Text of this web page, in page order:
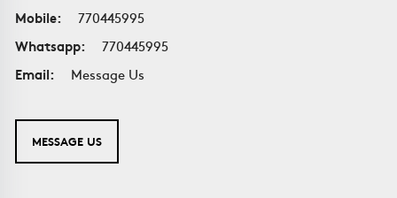
Mobile:
770445995
Whatsapp:
770445995
Email:
Message Us
MESSAGE US